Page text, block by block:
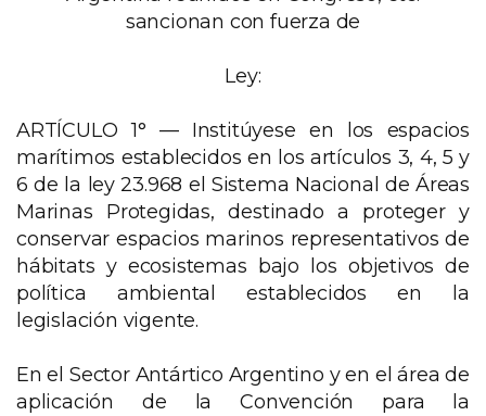
sancionan con fuerza de
Ley:
ARTÍCULO 1° —Institúyese en los espacios
marítimos establecidos en los artículos 3, 4, 5 y
6 de la ley 23.968 el Sistema Nacional de Áreas
Marinas Protegidas, destinado a proteger y
conservar espacios marinos representativos de
hábitats y ecosistemas bajo los objetivos de
política ambiental establecidos en la
legislación vigente.
En el Sector Antártico Argentino y en el área de
aplicación de la Convención para la